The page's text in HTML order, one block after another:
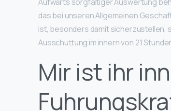
das bei unseren Allgemeinen
ist, besonders damit sicherzustellen,
Ausschuttung im innern von 21
Mir ist ihr